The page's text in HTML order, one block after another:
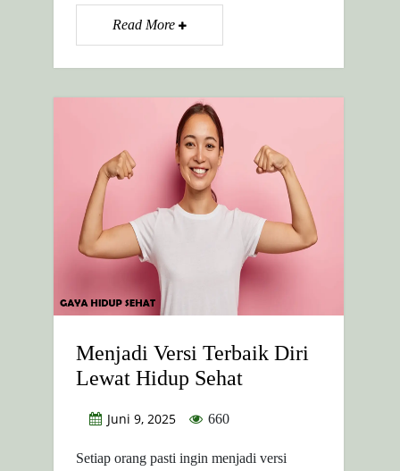
Read More
Menjadi Versi Terbaik Diri
Lewat Hidup Sehat
Juni 9, 2025 660
Setiap orang pasti ingin menjadi versi